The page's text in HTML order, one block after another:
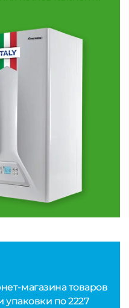
магазина товаров
упаковки по 2227